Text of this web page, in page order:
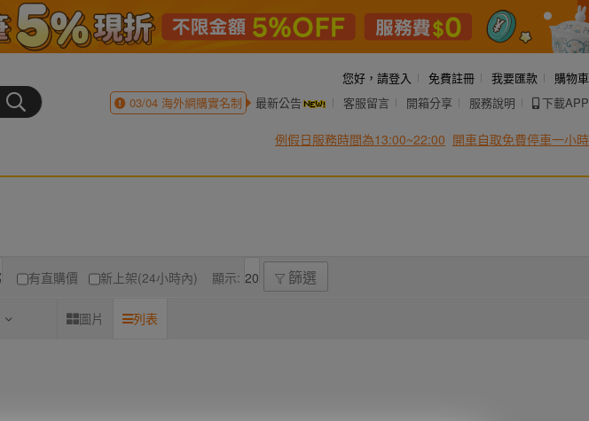
您好， 請登入 免費註冊 我要匯款
購物車
03/04海外網購實名制 最新公告 客服留言 開箱分享 服務說明 下載APP
例假日服務時間為13:00~22:00 開車自取免費停車一小時
有直購價 新上架(24小時內) 顯示: 篩選
圖片 列表